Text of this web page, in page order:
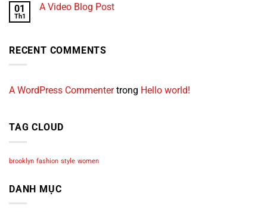
01
Th1
A Video Blog Post
RECENT COMMENTS
A WordPress Commentertrong Hello world!
TAG CLOUD
brooklyn fashion style women
DANH MỤC